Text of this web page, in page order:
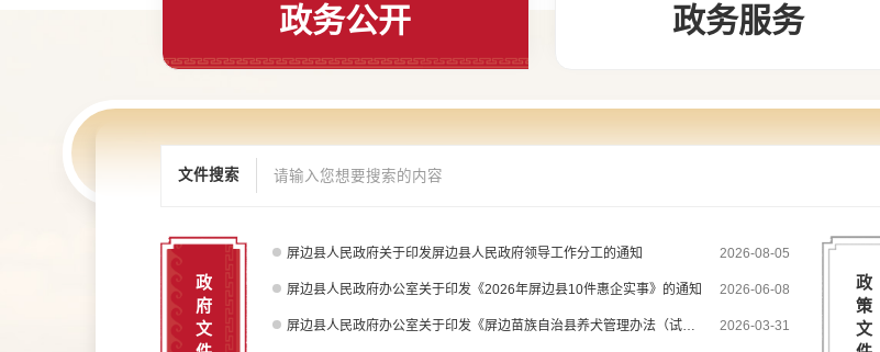
政务公开 政务服务
文件搜索
政
府
文
屏边县人民政府关于印发屏边县人民政府领导工作分工的通知 2026-08-05
屏边县人民政府办公室关于印发《2026年屏边县10件惠企实事》的通知 2026-06-08
屏边县人民政府办公室关于印发《屏边苗族自治县养犬管理办法（试行）》的通知 2026-03-31
政
策
文